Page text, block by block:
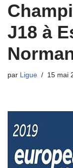
J18 à
par Ligue 15 mai